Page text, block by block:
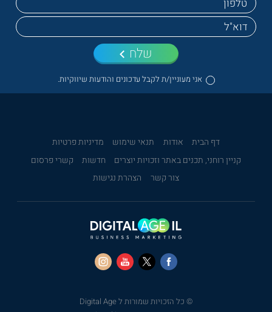
אני מעוניין/ת לקבל עדכונים והודעות שיווקיות.
שלח
דף הבית אודות תנאי שימוש
מדיניות פרטיות
קניין רוחני, תכנים באתר וזכויות יוצרים
חדשות
קשרי פרסום
צור קשר
הצהרת נגישות
© כל הזכויות שמורות ל Digital Age